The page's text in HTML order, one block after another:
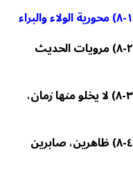
الطائفة المنصورة وواقعنا المعاصر (٢-٨) مرويات الحديث
الطائفة المنصورة وواقعنا المعاصر (٣-٨) لا يخلو منها زمان،
الطائفة المنصورة وواقعنا المعاصر (٤-٨) ظاهرين، صابرين